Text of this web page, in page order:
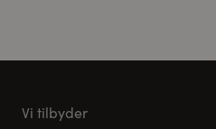
Vi tilbyder